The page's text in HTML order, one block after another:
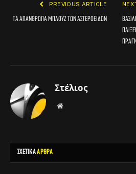
PREVIOUS ARTICLE
Τα απάνθρωπα μπλουζ των αστεροειδών
Στέλιος
Website
ΣΧΕΤΙΚΑΑΡΘΡΑ